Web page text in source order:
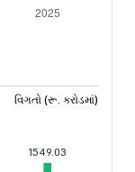
વિગતો (રૂ. કરોડમાં)